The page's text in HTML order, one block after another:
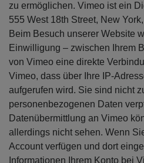
zu ermöglichen. Vimeo ist ein
555 West 18th Street, New
Beim Besuch unserer Website
Einwilligung – zwischen Ihrem
von Vimeo eine direkte
Vimeo, dass über Ihre IP-
aufgerufen wird. Sie sind nicht
personenbezogenen Daten
Datenübermittlung an Vimeo
allerdings nicht sehen. Wenn
Account verfügen und dort
Informationen Ihrem Konto bei